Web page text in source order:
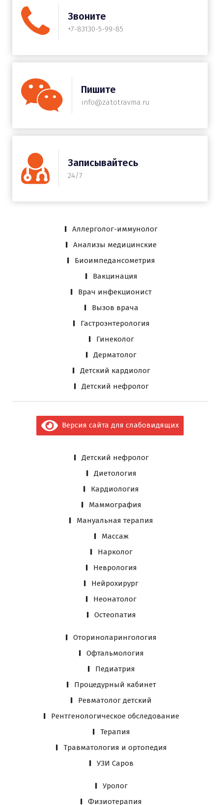
Звоните
+7-83130-5-99-85
Пишите
info@zatotravma.ru
Записывайтесь
24/7
Аллерголог-иммунолог
Анализы медицинские
Биоимпедансометрия
Вакцинация
Врач инфекционист
Вызов врача
Гастроэнтерология
Гинеколог
Дерматолог
Детский кардиолог
Детский нефролог
Версия сайта для слабовидящих
Детский нефролог
Диетология
Кардиология
Маммография
Мануальная терапия
Массаж
Нарколог
Неврология
Нейрохирург
Неонатолог
Остеопатия
Оториноларингология
Офтальмология
Педиатрия
Процедурный кабинет
Ревматолог детский
Рентгенологическое обследование
Терапия
Травматология и ортопедия
УЗИ Саров
Уролог
Физиотерапия